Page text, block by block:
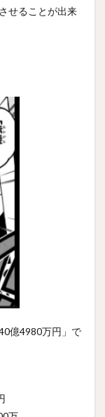
せることが出来
億4980万円」で